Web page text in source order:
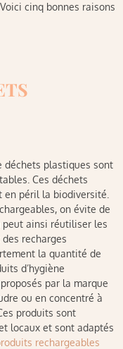
cinq bonnes raisons
déchets plastiques sont
Ces déchets
péril la biodiversité.
on évite de
peut ainsi réutiliser les
recharges
la quantité de
d’hygiène
par la marque
ou en concentré à
produits sont
locaux et sont adaptés
rechargeables